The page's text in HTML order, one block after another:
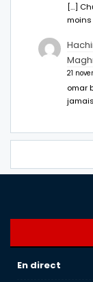
[…]
moins
21
omar
En direct